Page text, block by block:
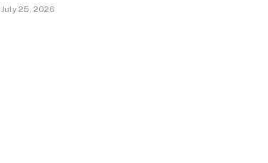
July 25, 2026